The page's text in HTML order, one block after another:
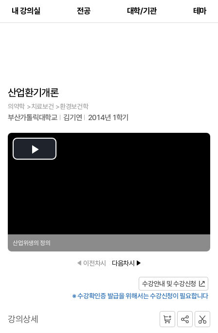
내 강의실 전공 대학/기관 테마
산업환기개론
의약학 >치료보건 >환경보건학
부산가톨릭대학교 김기연 2014년 1학기
Play
산업위생의 정의
이전차시 다음차시
수강안내 및 수강신청
※ 수강확인증 발급을 위해서는 수강신청이 필요합니다
강의상세